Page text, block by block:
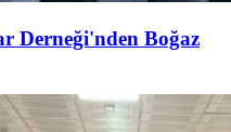
Derneği'nden Boğaz